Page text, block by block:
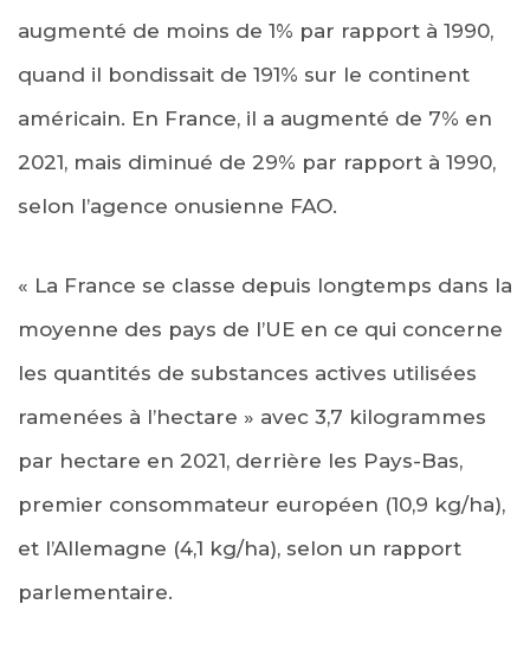
augmenté de moins de 1% par rapport à 1990,
quand il bondissait de 191% sur le continent
américain. En France, il a augmenté de 7% en
2021, mais diminué de 29% par rapport à 1990,
selon l’agence onusienne FAO.
« La France se classe depuis longtemps dans la
moyenne des pays de l’UE en ce qui concerne
les quantités de substances actives utilisées
ramenées à l’hectare » avec 3,7 kilogrammes
par hectare en 2021, derrière les Pays-Bas,
premier consommateur européen (10,9 kg/ha),
et l’Allemagne (4,1 kg/ha), selon un rapport
parlementaire.